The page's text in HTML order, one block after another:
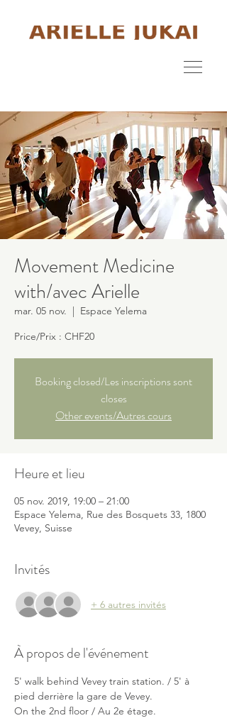
Movement Medicine
with/avec Arielle
mar. 05 nov.
  |
Espace Yelema
Price/Prix : CHF20
Booking closed/Les inscriptions sont
closes
Other events/Autres cours
Heure et lieu
05 nov. 2019, 19:00 – 21:00
Espace Yelema, Rue des Bosquets 33, 1800
Vevey, Suisse
Invités
+ 6 autres invités
À propos de l'événement
5' walk behind Vevey train station. / 5' à
pied derrière la gare de Vevey.
On the 2nd floor / Au 2e étage.